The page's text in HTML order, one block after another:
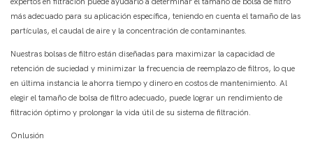
más adecuado para su aplicación específica, teniendo en cuenta el tamaño de las
partículas, el caudal de aire y la concentración de contaminantes.
Nuestras bolsas de filtro están diseñadas para maximizar la capacidad de
retención de suciedad y minimizar la frecuencia de reemplazo de filtros, lo que
en última instancia le ahorra tiempo y dinero en costos de mantenimiento. Al
elegir el tamaño de bolsa de filtro adecuado, puede lograr un rendimiento de
filtración óptimo y prolongar la vida útil de su sistema de filtración.
Onlusión